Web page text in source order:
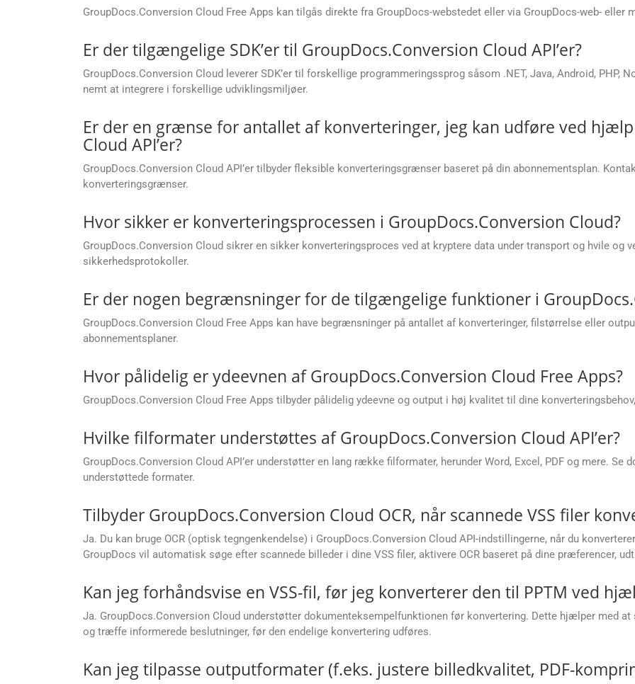
GroupDocs.Conversion Cloud Free Apps kan tilgås direkte fra GroupDocs-webstedet eller via GroupDocs-web- eller
Er der tilgængelige SDK’er til GroupDocs.Conversion Cloud API’er?
GroupDocs.Conversion Cloud leverer SDK’er til forskellige programmeringssprog såsom .NET, Java, Android, PHP,
nemt at integrere i forskellige udviklingsmiljøer.
Er der en grænse for antallet af konverteringer, jeg kan udføre ved
Cloud API’er?
GroupDocs.Conversion Cloud API’er tilbyder fleksible konverteringsgrænser baseret på din abonnementsplan.
konverteringsgrænser.
Hvor sikker er konverteringsprocessen i GroupDocs.Conversion Cloud?
GroupDocs.Conversion Cloud sikrer en sikker konverteringsproces ved at kryptere data under transport og hvile og
sikkerhedsprotokoller.
Er der nogen begrænsninger for de tilgængelige funktioner i
GroupDocs.Conversion Cloud Free Apps kan have begrænsninger på antallet af konverteringer, filstørrelse eller
abonnementsplaner.
Hvor pålidelig er ydeevnen af GroupDocs.Conversion Cloud Free Apps?
GroupDocs.Conversion Cloud Free Apps tilbyder pålidelig ydeevne og output i høj kvalitet til dine
Hvilke filformater understøttes af GroupDocs.Conversion Cloud API’er?
GroupDocs.Conversion Cloud API’er understøtter en lang række filformater, herunder Word, Excel, PDF og mere. Se
understøttede formater.
Tilbyder GroupDocs.Conversion Cloud OCR, når scannede VSS filer
Ja. Du kan bruge OCR (optisk tegngenkendelse) i GroupDocs.Conversion Cloud API-indstillingerne, når du
GroupDocs vil automatisk søge efter scannede billeder i dine VSS filer, aktivere OCR baseret på dine præferencer,
Kan jeg forhåndsvise en VSS-fil, før jeg konverterer den til PPTM ved
Ja. GroupDocs.Conversion Cloud understøtter dokumenteksempelfunktionen før konvertering. Dette hjælper med
og træffe informerede beslutninger, før den endelige konvertering udføres.
Kan jeg tilpasse outputformater (f.eks. justere billedkvalitet, PDF-